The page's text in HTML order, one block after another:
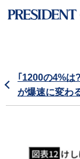
｢1200の4%
が爆速に変わ